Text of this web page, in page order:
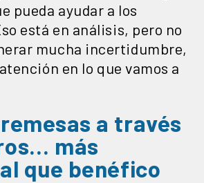
pueda ayudar a los
está en análisis, pero no
mucha incertidumbre,
en lo que vamos a
a través
más
que benéfico